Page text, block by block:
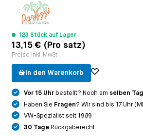
123 Stück auf Lager
13,15 € (Pro satz)
Preise inkl. MwSt.
In den Warenkorb
Vor 15 Uhr bestellt? Noch am selben Tag
Haben Sie Fragen? Wir sind bis 17 Uhr
VW-Spezialist seit 1989
30 Tage Rückgaberecht